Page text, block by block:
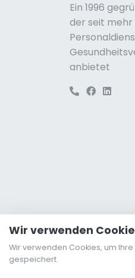
Ein 1996
der seit mehr
anbietet
Wir verwenden
Wir verwenden Cookies, um
gespeichert.